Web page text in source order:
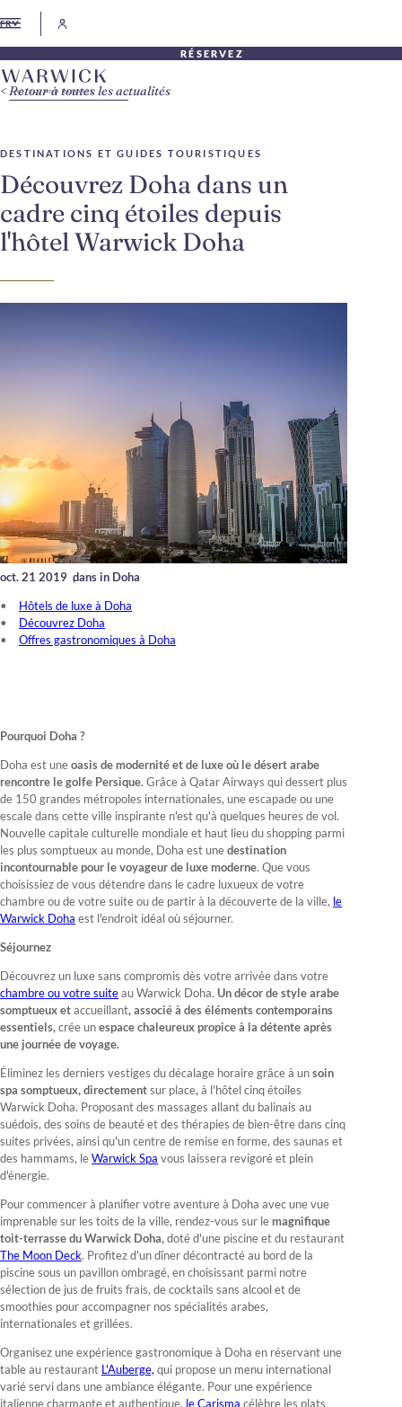
FR
RÉSERVEZ
DESTINATIONS ET GUIDES TOURISTIQUES
Découvrez Doha dans un
cadre cinq étoiles depuis
l'hôtel Warwick Doha
oct. 21 2019 ,dans in Doha
Hôtels de luxe à Doha
Découvrez Doha
Offres gastronomiques à Doha
Retour à toutes les actualités
Pourquoi Doha ?
Doha est uneoasis de modernité et de luxe où le désert arabe
rencontre le golfe Persique. Grâce à Qatar Airways qui dessert plus
de 150 grandes métropoles internationales, une escapade ou une
escale dans cette ville inspirante n'est qu'à quelques heures de vol.
Nouvelle capitale culturelle mondiale et haut lieu du shopping parmi
les plus somptueux au monde, Doha est unedestination
incontournable pour le voyageur de luxe moderne. Que vous
choisissiez de vous détendre dans le cadre luxueux de votre
chambre ou de votre suite ou de partir à la découverte de la ville, le
Warwick Doha est l'endroit idéal où séjourner.
Séjournez
Découvrez un luxe sans compromis dès votre arrivée dans votre
chambre ou votre suiteau Warwick Doha. Un décor de style arabe
somptueux etaccueillant, associé à des éléments contemporains
essentiels,crée unespace chaleureux propice à la détente après
une journée de voyage.
Éliminez les derniers vestiges du décalage horaire grâce à unsoin
spa somptueux, directementsur place,à l'hôtel cinq étoiles
Warwick Doha. Proposant des massages allant du balinais au
suédois, des soins de beauté et des thérapies de bien-être dans cinq
suites privées, ainsi qu'un centre de remise en forme, des saunas et
des hammams, leWarwick Spa vous laissera revigoré et plein
d'énergie.
Pour commencer à planifier votre aventure à Doha avec une vue
imprenable sur les toits de la ville, rendez-vous sur le magnifique
toit-terrasse du Warwick Doha,doté d'une piscine et du restaurant
The Moon Deck. Profitez d'un dîner décontracté au bord de la
piscine sous un pavillon ombragé, en choisissant parmi notre
sélection de jus de fruits frais, de cocktails sans alcool et de
smoothies pour accompagner nos spécialités arabes,
internationales et grillées.
Organisez une expérience gastronomique à Doha en réservant une
table au restaurant L'Auberge, qui propose un menu international
varié servi dans une ambiance élégante. Pour une expérience
italienne charmante et authentique, le Carisma célèbre les plats